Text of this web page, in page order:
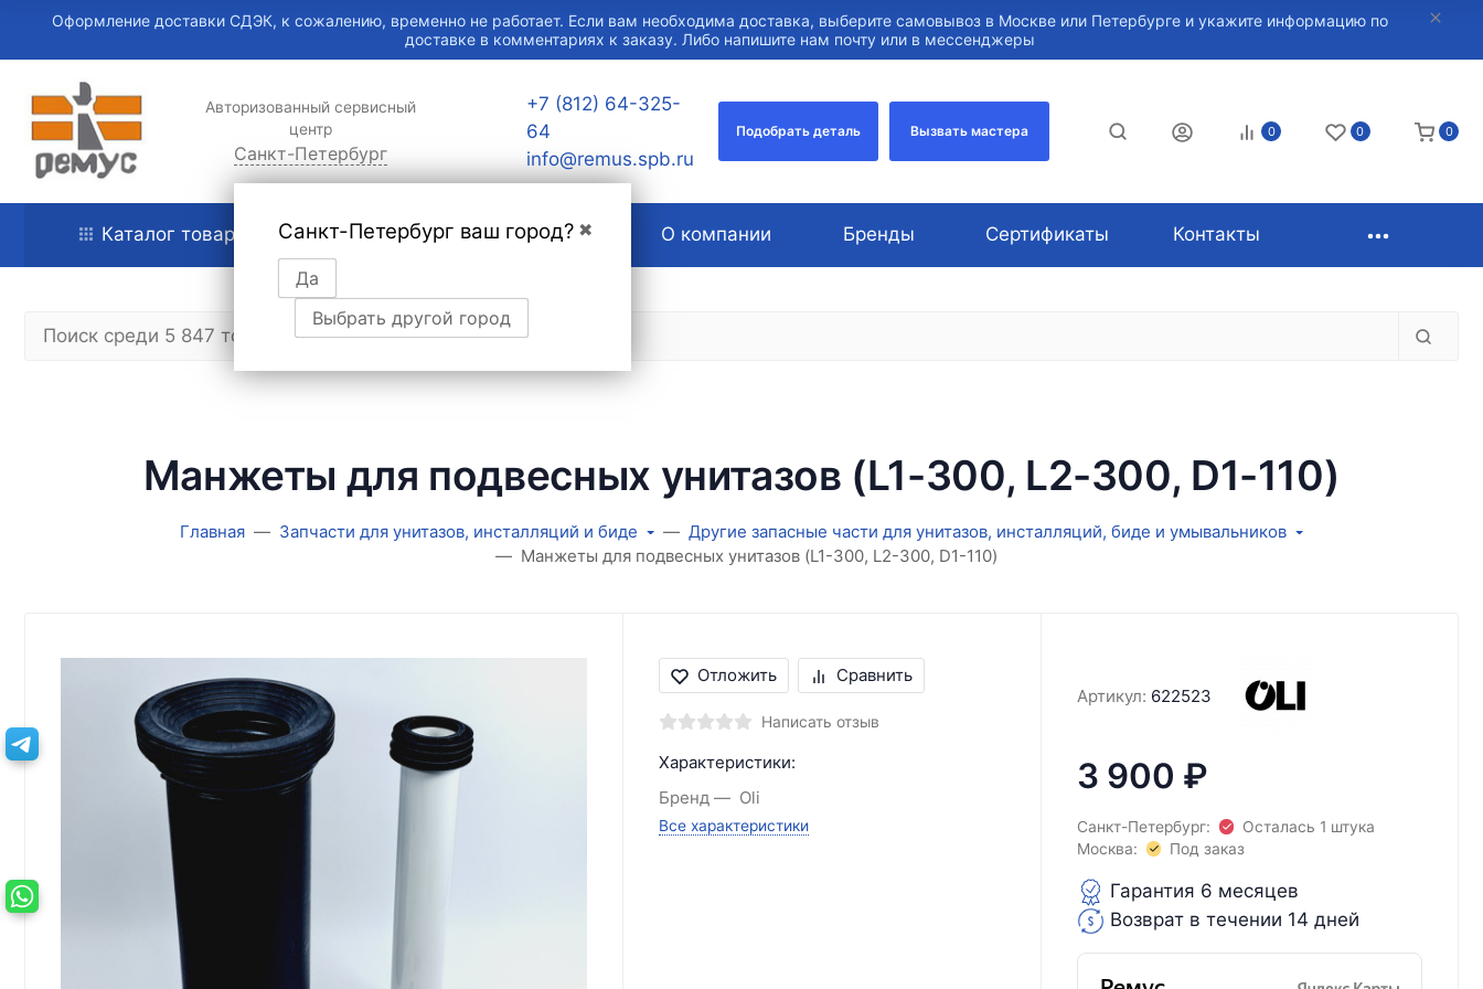
Оформление доставки СДЭК, к сожалению, временно не работает. Если вам необходима доставка, выберите самовывоз в Москве или Петербурге и укажите информацию по
доставке в комментариях к заказу. Либо напишите нам почту или в мессенджеры
Авторизованный сервисный
центр
Санкт-Петербург
✖
Санкт-Петербург ваш город?
Да
Выбрать другой город
+7 (812) 64-325-
64
info@remus.spb.ru
Подобрать деталь Вызвать мастера 0 0 0
Каталог товаров Главная Услуги О компании Бренды Сертификаты Контакты
Манжеты для подвесных унитазов (L1-300, L2-300, D1-110)
Главная Запчасти для унитазов, инсталляций и биде
Другие запасные части для унитазов, инсталляций, биде и умывальников
Манжеты для подвесных унитазов (L1-300, L2-300, D1-110)
Отложить Сравнить
Написать отзыв
Характеристики:
Бренд
Oli
Все характеристики
Артикул: 622523
3 900 ₽
Санкт-Петербург:
Осталась 1 штука
Москва:
Под заказ
Гарантия 6 месяцев
Возврат в течении 14 дней